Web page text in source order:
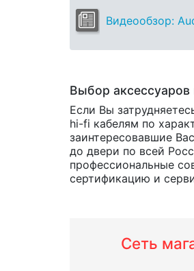
Видеообзор:
Выбор
Если Вы
hi-fi кабелям по
заинтересовавшие
до двери по всей
профессиональные
сертификацию и
Сеть